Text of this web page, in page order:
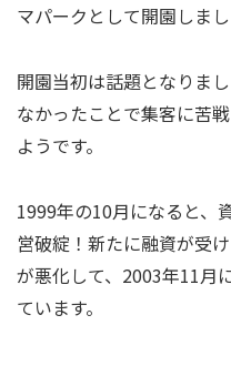
マパークとして開園しまし
開園当初は話題となりま
なかったことで集客に苦
ようです。
1999年の10月になると、
営破綻！新たに融資が受
が悪化して、2003年11月
ています。